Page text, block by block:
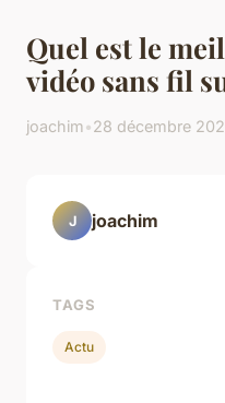
Quel est le
vidéo sans fil
joachim•28 décembre
J joachim
TAGS
Actu